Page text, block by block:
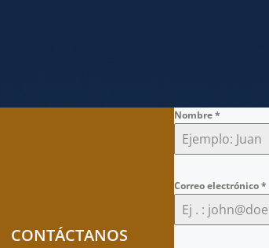
CONTÁCTANOS
Nombre*
Correo electrónico*